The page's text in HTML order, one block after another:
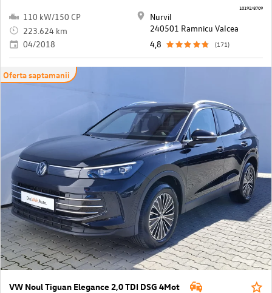
110 kW/150 CP
223.624 km
04/2018
Nurvil
240501 Ramnicu Valcea
4,8
(171)
10192/8709
Oferta saptamanii
VW Noul Tiguan Elegance 2,0 TDI DSG 4Mot